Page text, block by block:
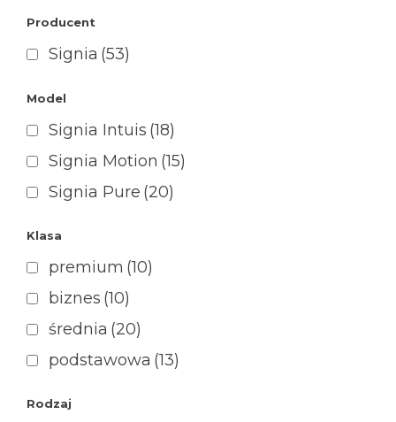
Producent
Signia (53)
Model
Signia Intuis (18)
Signia Motion (15)
Signia Pure (20)
Klasa
premium (10)
biznes (10)
średnia (20)
podstawowa (13)
Rodzaj